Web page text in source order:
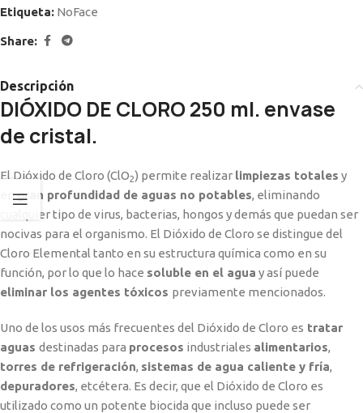
Etiqueta: NoFace
Share:
Descripción
DIÓXIDO DE CLORO 250 ml. envase
de cristal.
El Dióxido de Cloro (ClO2) permite realizar limpiezas totales y
engran profundidad de aguas no potables, eliminando
cualquier tipo de virus, bacterias, hongos y demás que puedan ser
nocivas para el organismo. El Dióxido de Cloro se distingue del
Cloro Elemental tanto en su estructura química como en su
función, por lo que lo hace soluble en el agua y así puede
eliminar los agentes tóxicos previamente mencionados.
Uno de los usos más frecuentes del Dióxido de Cloro es tratar
aguas destinadas para procesos industriales alimentarios,
torres de refrigeración, sistemas de agua caliente y fría,
depuradores, etcétera. Es decir, que el Dióxido de Cloro es
utilizado como un potente biocida que incluso puede ser